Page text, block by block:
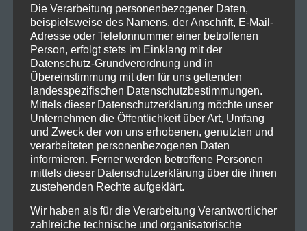
Tickets gibt’s unter:
www.eventim.de
Links:
www.facebook.com/sting
www.instagram.com/theofficialsting
Tags: München, Olympiahalle , Sting
Die Verarbeitung personenbezogener Daten,
beispielsweise des Namens, der Anschrift, E-Mail-
Adresse oder Telefonnummer einer betroffenen
Person, erfolgt stets im Einklang mit der
Datenschutz-Grundverordnung und in
Übereinstimmung mit den für uns geltenden
landesspezifischen Datenschutzbestimmungen.
Mittels dieser Datenschutzerklärung möchte unser
Unternehmen die Öffentlichkeit über Art, Umfang
und Zweck der von uns erhobenen, genutzten und
verarbeiteten personenbezogenen Daten
informieren. Ferner werden betroffene Personen
mittels dieser Datenschutzerklärung über die ihnen
zustehenden Rechte aufgeklärt.
Wir haben als für die Verarbeitung Verantwortlicher
zahlreiche technische und organisatorische